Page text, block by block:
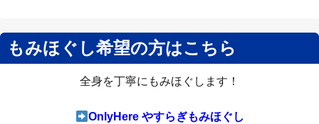
もみほぐし希望の方はこちら
全身を丁寧にもみほぐします！
OnlyHere やすらぎもみほぐし